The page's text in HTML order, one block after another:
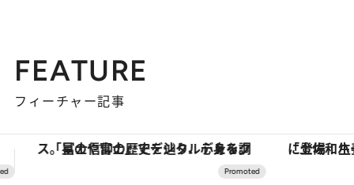
FEATURE
フィーチャー記事
「土佐和ハーブかき氷」がOMO7高知に登場！生姜、山椒、大葉など目にも舌にも涼を呼ぶ郷土の味